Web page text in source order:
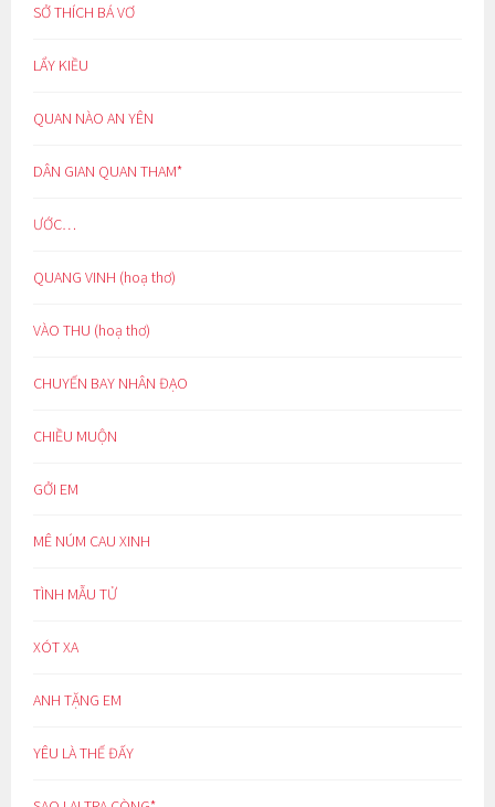
SỞ THÍCH BÁ VƠ
LẨY KIỀU
QUAN NÀO AN YÊN
DÂN GIAN QUAN THAM*
ƯỚC…
QUANG VINH (hoạ thơ)
VÀO THU (hoạ thơ)
CHUYẾN BAY NHÂN ĐẠO
CHIỀU MUỘN
GỞI EM
MÊ NÚM CAU XINH
TÌNH MẪU TỬ
XÓT XA
ANH TẶNG EM
YÊU LÀ THẾ ĐẤY